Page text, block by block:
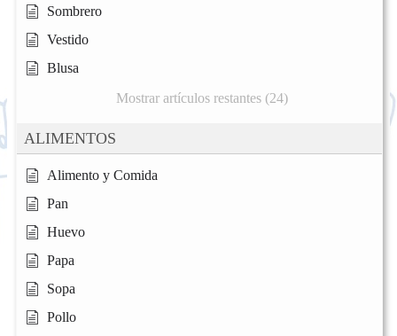
Sombrero
Vestido
Blusa
Mostrar artículos restantes (24)
ALIMENTOS
Alimento y Comida
Pan
Huevo
Papa
Sopa
Pollo